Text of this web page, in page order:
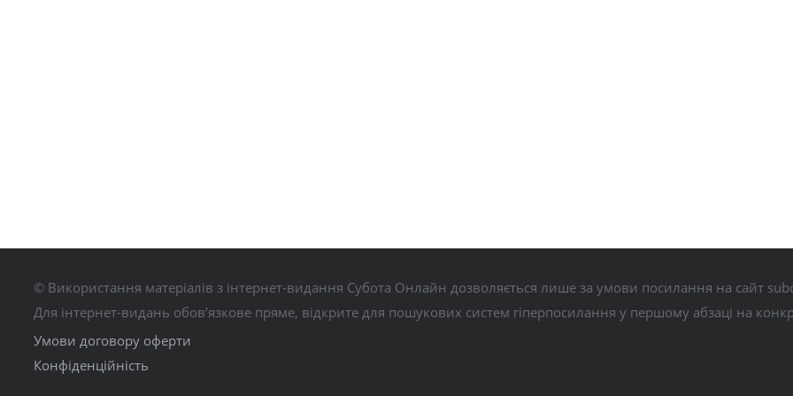
© Використання матеріалів з інтернет-видання Субота Онлайн дозволяється лише за умови посилання на сайт
Для інтернет-видань обов’язкове пряме, відкрите для пошукових систем гіперпосилання у першому абзаці на
Умови договору оферти
Конфіденційність